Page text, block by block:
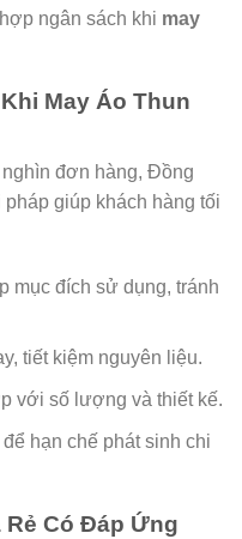
ngân sách khi may
May Áo Thun
đơn hàng, Đồng
giúp khách hàng tối
mục đích sử dụng, tránh
tiết kiệm nguyên liệu.
với số lượng và thiết kế.
hạn chế phát sinh chi
Có Đáp Ứng